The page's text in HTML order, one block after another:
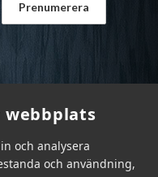
webbplats
och analysera
och användning,